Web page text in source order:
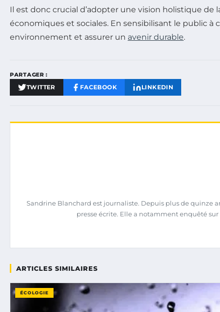
Il est donc crucial d’adopter une vision holistique
économiques et sociales. En sensibilisant le public
environnement et assurer un avenir durable.
PARTAGER :
TWITTER FACEBOOK LINKEDIN
Sandrine Blanchard est journaliste. Depuis plus de quinze
presse écrite. Elle a notamment enquêté
ARTICLES SIMILAIRES
ÉCOLOGIE